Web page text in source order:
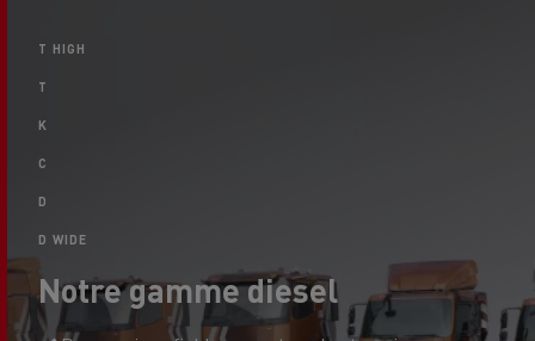
T HIGH
T
K
C
D
D WIDE
Notre gamme diesel